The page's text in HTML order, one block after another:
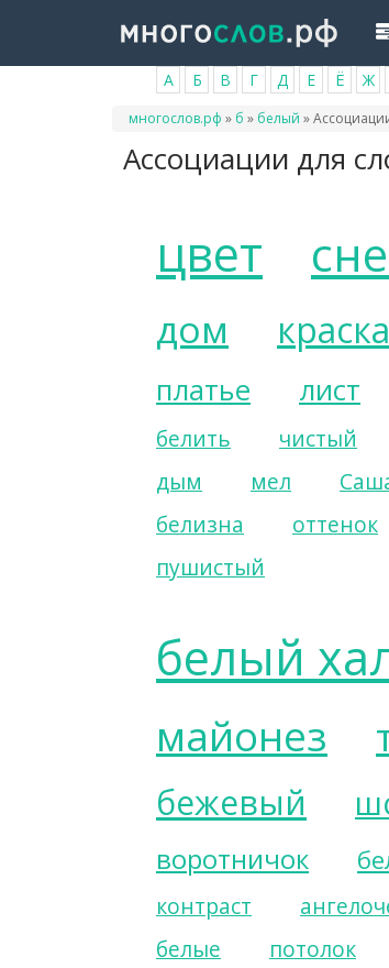
основному
А Б В Г Д Е Ё Ж
Вы
многослов.рф » б » белый »
Ассоциации для
цвет
дом краска
платье лист
белить
чистый
дым
мел
белизна
оттенок
пушистый
белый
майонез
бежевый
воротничок
контраст
белые
потолок